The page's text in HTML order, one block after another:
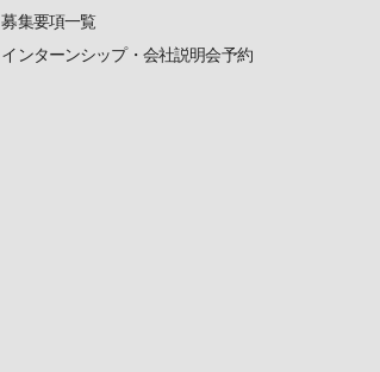
募集要項一覧
インターンシップ・会社説明会予約